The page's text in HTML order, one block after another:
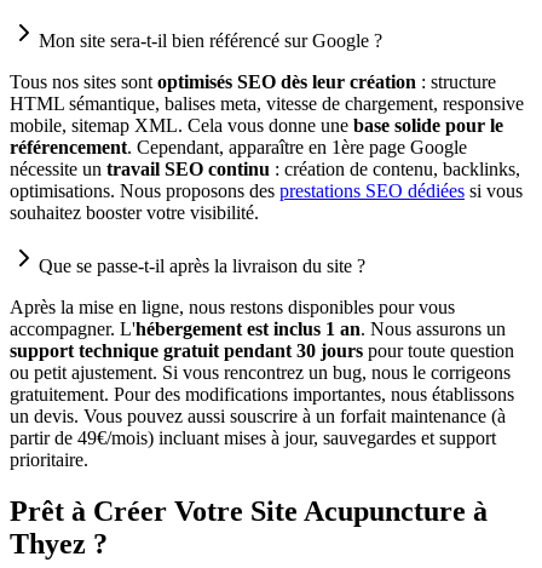
Mon site sera-t-il bien référencé sur Google ?
Tous nos sites sont optimisés SEO dès leur création : structure
HTML sémantique, balises meta, vitesse de chargement, responsive
mobile, sitemap XML. Cela vous donne une base solide pour le
référencement. Cependant, apparaître en 1ère page Google
nécessite un travail SEO continu : création de contenu, backlinks,
optimisations. Nous proposons des prestations SEO dédiées si vous
souhaitez booster votre visibilité.
Que se passe-t-il après la livraison du site ?
Après la mise en ligne, nous restons disponibles pour vous
accompagner. L'hébergement est inclus 1 an. Nous assurons un
support technique gratuit pendant 30 jours pour toute question
ou petit ajustement. Si vous rencontrez un bug, nous le corrigeons
gratuitement. Pour des modifications importantes, nous établissons
un devis. Vous pouvez aussi souscrire à un forfait maintenance (à
partir de 49€/mois) incluant mises à jour, sauvegardes et support
prioritaire.
Prêt à Créer Votre Site Acupuncture à
Thyez ?